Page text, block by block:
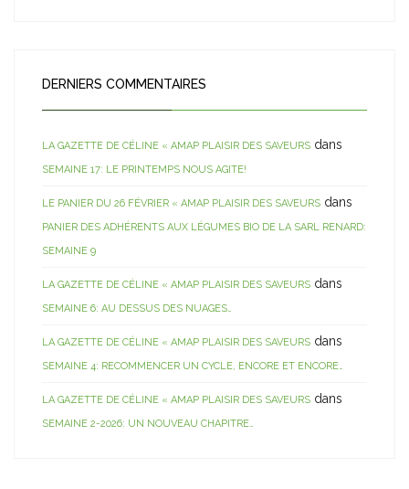
DERNIERS COMMENTAIRES
LA GAZETTE DE CÉLINE « AMAP PLAISIR DES SAVEURS dans
SEMAINE 17: LE PRINTEMPS NOUS AGITE!
LE PANIER DU 26 FÉVRIER « AMAP PLAISIR DES SAVEURS dans
PANIER DES ADHÉRENTS AUX LÉGUMES BIO DE LA SARL RENARD:
SEMAINE 9
LA GAZETTE DE CÉLINE « AMAP PLAISIR DES SAVEURS dans
SEMAINE 6: AU DESSUS DES NUAGES…
LA GAZETTE DE CÉLINE « AMAP PLAISIR DES SAVEURS dans
SEMAINE 4: RECOMMENCER UN CYCLE, ENCORE ET ENCORE…
LA GAZETTE DE CÉLINE « AMAP PLAISIR DES SAVEURS dans
SEMAINE 2-2026: UN NOUVEAU CHAPITRE…